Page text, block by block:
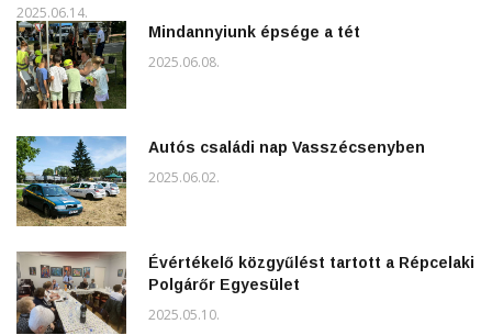
2025.06.14.
Mindannyiunk épsége a tét
2025.06.08.
Autós családi nap Vasszécsenyben
2025.06.02.
Évértékelő közgyűlést tartott a Répcelaki
Polgárőr Egyesület
2025.05.10.